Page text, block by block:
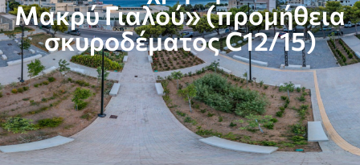
Μακρύ Γιαλού» (προμήθεια
σκυροδέματος C12/15)